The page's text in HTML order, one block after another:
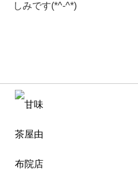
しみです(*^-^*)